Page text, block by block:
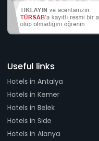
Useful links
Hotels in Antalya
Hotels in Kemer
Hotels in Belek
Hotels in Side
Hotels in Alanya